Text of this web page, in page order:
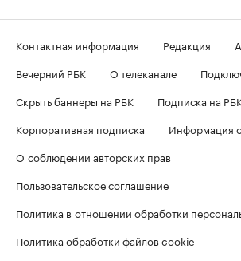
Контактная информация Редакция
Вечерний РБК
О телеканале
Скрыть баннеры на РБК
Подписка на
Корпоративная подписка
Информация
О соблюдении авторских прав
Пользовательское соглашение
Политика в отношении обработки
Политика обработки файлов cookie